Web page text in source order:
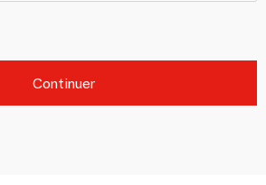
Continuer